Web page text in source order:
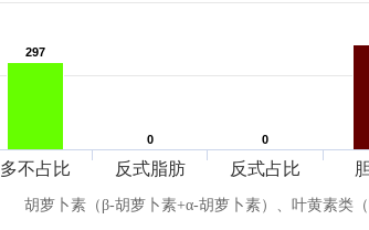
胡萝卜素（β-胡萝卜素+α-胡萝卜素）、叶黄素类
297
297
0
0 0
0
多不占比 反式脂肪 反式占比